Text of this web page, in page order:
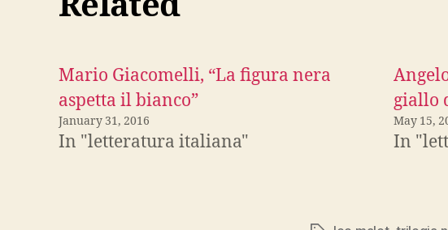
Mario Giacomelli, “La figura nera
aspetta il bianco”
January 31, 2016
In "letteratura italiana"
giallo
May 15,
In